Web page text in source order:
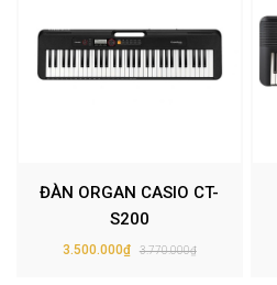
ĐÀN ORGAN CASIO CT-
S200
3.500.000₫ 3.770.000₫